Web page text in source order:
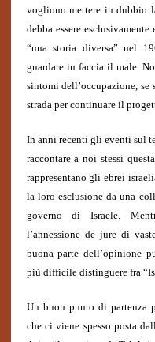
vogliono mettere in dubbio
debba essere
“una storia diversa” nel
guardare in faccia il male.
sintomi dell’occupazione, se
strada per continuare il
In anni recenti gli eventi sul
raccontare a noi stessi
rappresentano gli ebrei
la loro esclusione da una
governo di Israele.
l’annessione de jure di
buona parte dell’opinione
più difficile distinguere fra
Un buon punto di partenza
che ci viene spesso posta